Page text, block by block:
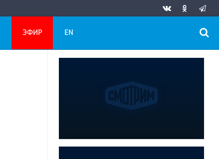
ЭФИР EN